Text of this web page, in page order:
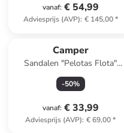
vanaf: € 54,99
Adviesprijs (AVP): € 145,00*
Camper
Sandalen "Pelotas Flota"
lichtroze
-50%
vanaf: € 33,99
Adviesprijs (AVP): € 69,00*